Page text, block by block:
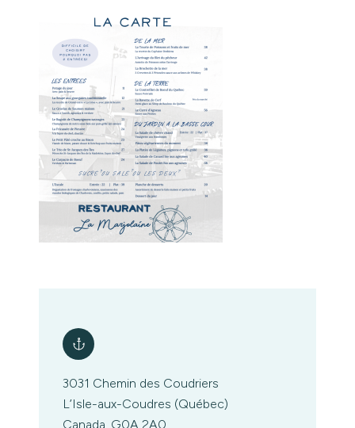
3031 Chemin des Coudriers
L’Isle-aux-Coudres (Québec)
Canada, G0A 2A0